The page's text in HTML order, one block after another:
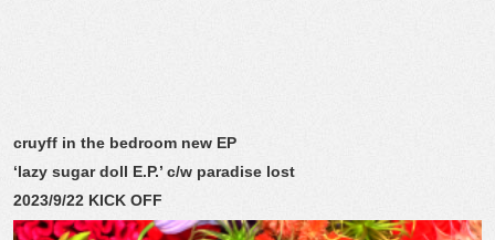
cruyff in the bedroom new EP
‘lazy sugar doll E.P.’ c/w paradise lost
2023/9/22 KICK OFF